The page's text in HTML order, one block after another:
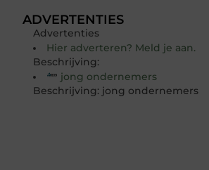
ADVERTENTIES
Advertenties
Hier adverteren? Meld je aan.
Beschrijving:
jong ondernemers
Beschrijving: jong ondernemers